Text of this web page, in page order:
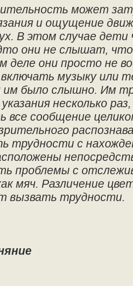
может
и ощущение
В этом случае
они не слышат,
деле они просто не
музыку или
было слышно. Им
несколько
все сообщение
трудности с
проблемы с
мяч. Различение
вызвать трудности.